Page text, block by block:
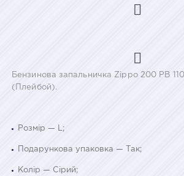
Бензинова запальничка Zippo 200 PB
(Плейбой).
Розмір — L;
Подарункова упаковка — Так;
Колір — Сірий;